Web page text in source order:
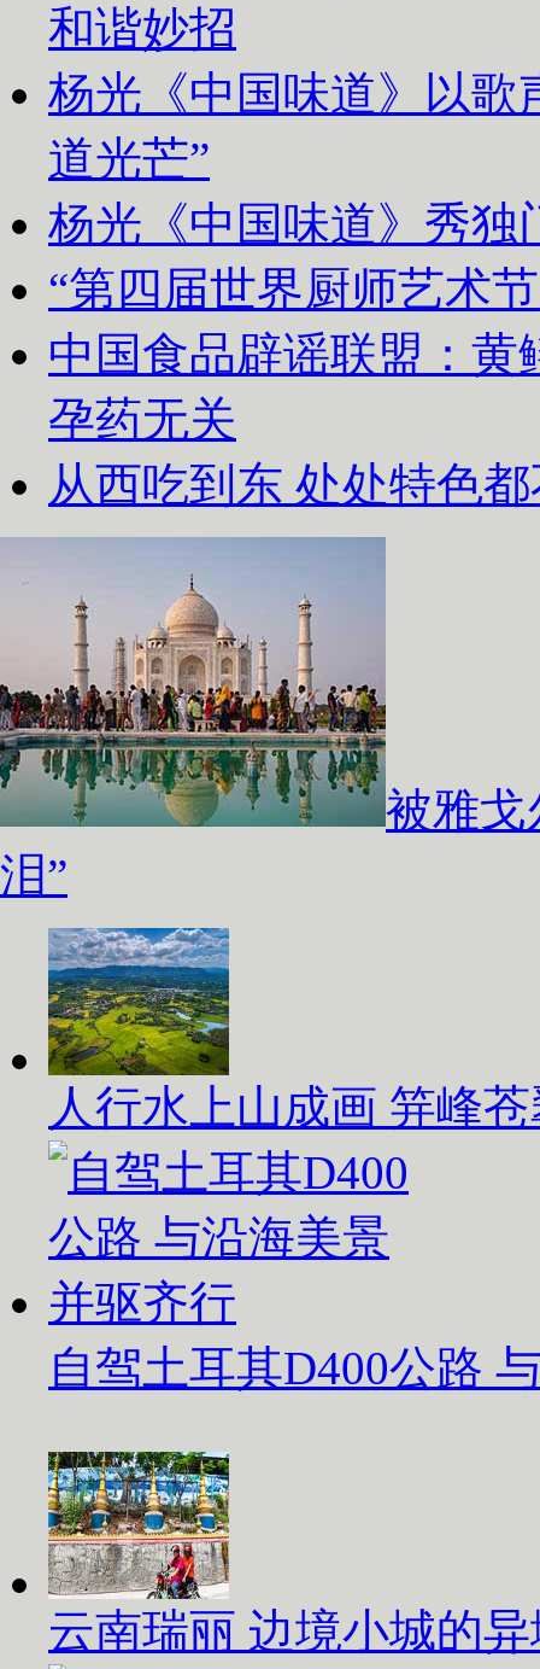
和谐妙招
杨光《中国味道》以歌
道光芒”
杨光《中国味道》秀独
“第四届世界厨师艺术
中国食品辟谣联盟：
孕药无关
从西吃到东 处处特色
被雅戈
泪”
人行水上山成画 笄峰
自驾土耳其D400公路
云南瑞丽 边境小城的